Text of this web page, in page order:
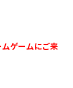
ゲームにご来